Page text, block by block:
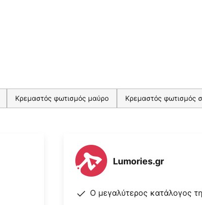
Κρεμαστός φωτισμός μαύρο Κρεμαστός φωτισμός
Lumories.gr
Ο μεγαλύτερος κατάλογος